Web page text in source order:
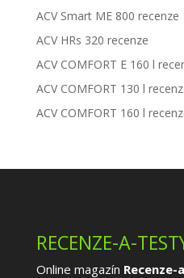
ACV Smart ME 800 recenze
ACV HRs 320 recenze
ACV COMFORT E 160 l
ACV COMFORT 130 l
ACV COMFORT 160 l
RECENZE-A-
Online magazín